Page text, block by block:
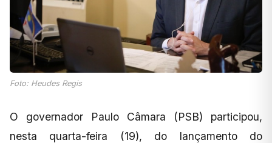
Foto: Heudes Regis
O governador Paulo Câmara (PSB) participou,
nesta quarta-feira (19), do lançamento do